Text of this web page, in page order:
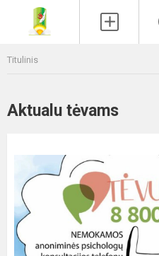
Titulinis
Aktualu tėvams